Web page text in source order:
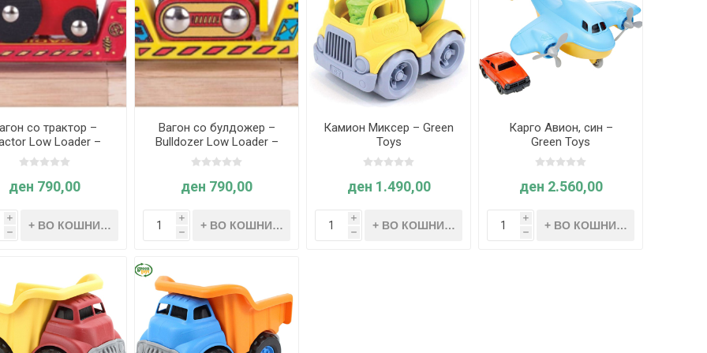
со трактор –
Low Loader –
Bigjigs Rail
ден 790,00
i
h
Вагон со булдожер –
Bulldozer Low Loader –
Bigjigs Rail
ден 790,00
i
h
Камион Миксер – Green
Toys
ден 1.490,00
i
h
Карго Авион, син –
Green Toys
ден 2.560,00
i
h